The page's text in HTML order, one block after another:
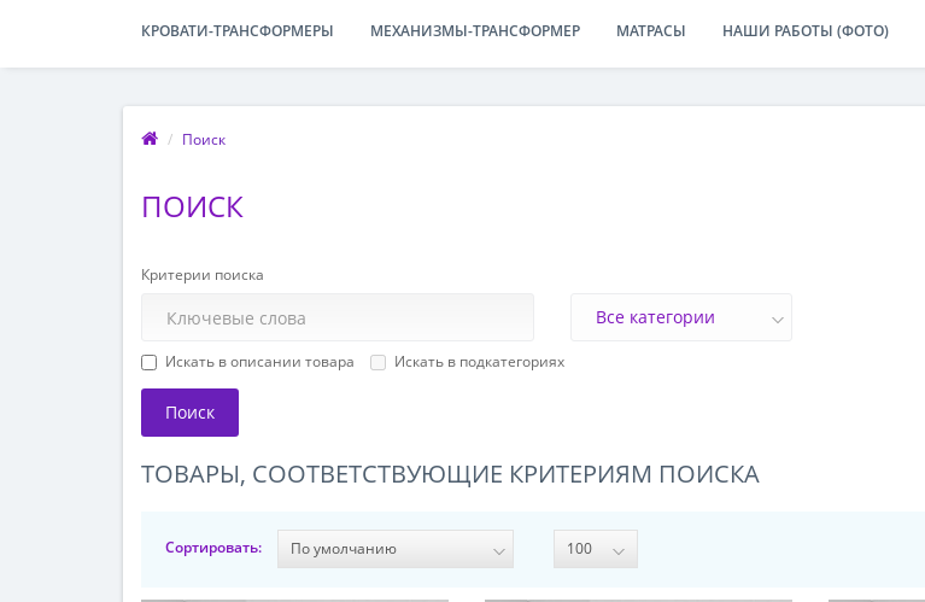
КРОВАТИ-ТРАНСФОРМЕРЫ МЕХАНИЗМЫ-ТРАНСФОРМЕР МАТРАСЫ НАШИ РАБОТЫ (ФОТО)
Поиск
ПОИСК
Критерии поиска
Искать в описании товара Искать в подкатегориях
ТОВАРЫ, СООТВЕТСТВУЮЩИЕ КРИТЕРИЯМ ПОИСКА
Сортировать: